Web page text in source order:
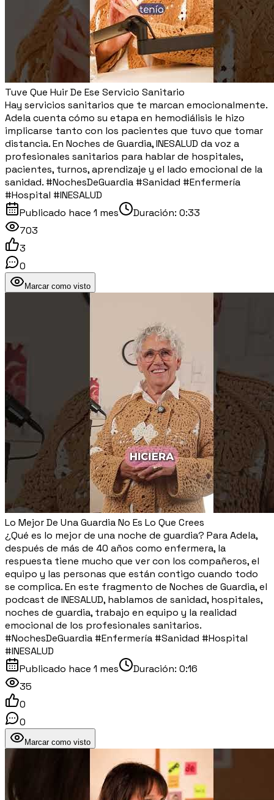
Tuve Que Huir De Ese Servicio Sanitario
Hay servicios sanitarios que te marcan emocionalmente.
Adela cuenta cómo su etapa en hemodiálisis le hizo
implicarse tanto con los pacientes que tuvo que tomar
distancia. En Noches de Guardia, INESALUD da voz a
profesionales sanitarios para hablar de hospitales,
pacientes, turnos, aprendizaje y el lado emocional de la
sanidad. #NochesDeGuardia #Sanidad #Enfermería
#Hospital #INESALUD
Publicado hace 1 mes Duración: 0:33
703
3
0
Marcar como visto
Lo Mejor De Una Guardia No Es Lo Que Crees
¿Qué es lo mejor de una noche de guardia? Para Adela,
después de más de 40 años como enfermera, la
respuesta tiene mucho que ver con los compañeros, el
equipo y las personas que están contigo cuando todo
se complica. En este fragmento de Noches de Guardia, el
podcast de INESALUD, hablamos de sanidad, hospitales,
noches de guardia, trabajo en equipo y la realidad
emocional de los profesionales sanitarios.
#NochesDeGuardia #Enfermería #Sanidad #Hospital
#INESALUD
Publicado hace 1 mes Duración: 0:16
35
0
0
Marcar como visto